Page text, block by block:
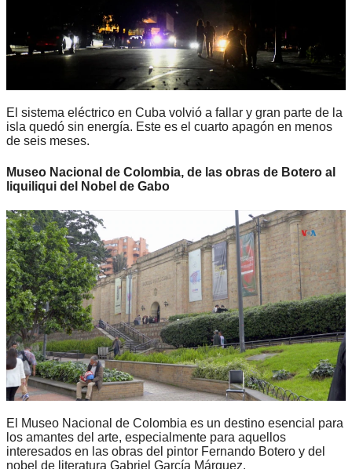
El sistema eléctrico en Cuba volvió a fallar y gran parte de la
isla quedó sin energía. Este es el cuarto apagón en menos
de seis meses.
Museo Nacional de Colombia, de las obras de Botero al
liquiliqui del Nobel de Gabo
El Museo Nacional de Colombia es un destino esencial para
los amantes del arte, especialmente para aquellos
interesados en las obras del pintor Fernando Botero y del
nobel de literatura Gabriel García Márquez.